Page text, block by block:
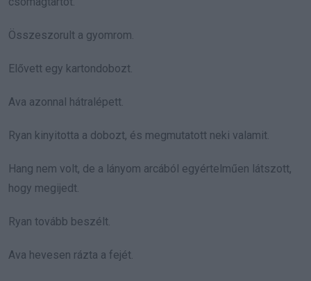
Összeszorult a gyomrom.
Elővett egy kartondobozt.
Ava azonnal hátralépett.
Ryan kinyitotta a dobozt, és megmutatott neki valamit.
Hang nem volt, de a lányom arcából egyértelműen látszott,
hogy megijedt.
Ryan tovább beszélt.
Ava hevesen rázta a fejét.